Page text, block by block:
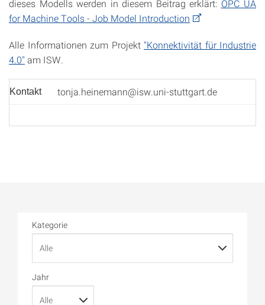
dieses Modells werden in diesem Beitrag erklärt: OPC UA
for Machine Tools - Job Model Introduction
Alle Informationen zum Projekt "Konnektivität für Industrie
4.0" am ISW.
Kontakt tonja.heinemann@isw.uni-stuttgart.de
Kategorie
Jahr